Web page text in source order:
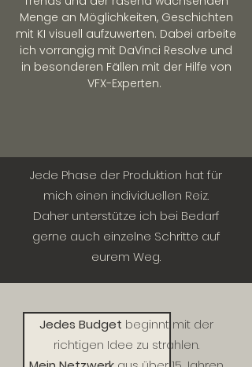
Menge an Möglichkeiten, Geschichten
mit KI visuell aufzuwerten. Dabei arbeite
ich vorrangig mit DaVinci Resolve und
in besonderen Fällen mit der Hilfe von
VFX-Experten.
Jede Phase der Produktion hat für
mich einen individuellen Reiz.
Daher unterstütze ich bei Bedarf
gerne auch einzelne Schritte auf
eurem Weg.
Jedes Budget beginnt mit der
richtigen Idee zu strahlen.